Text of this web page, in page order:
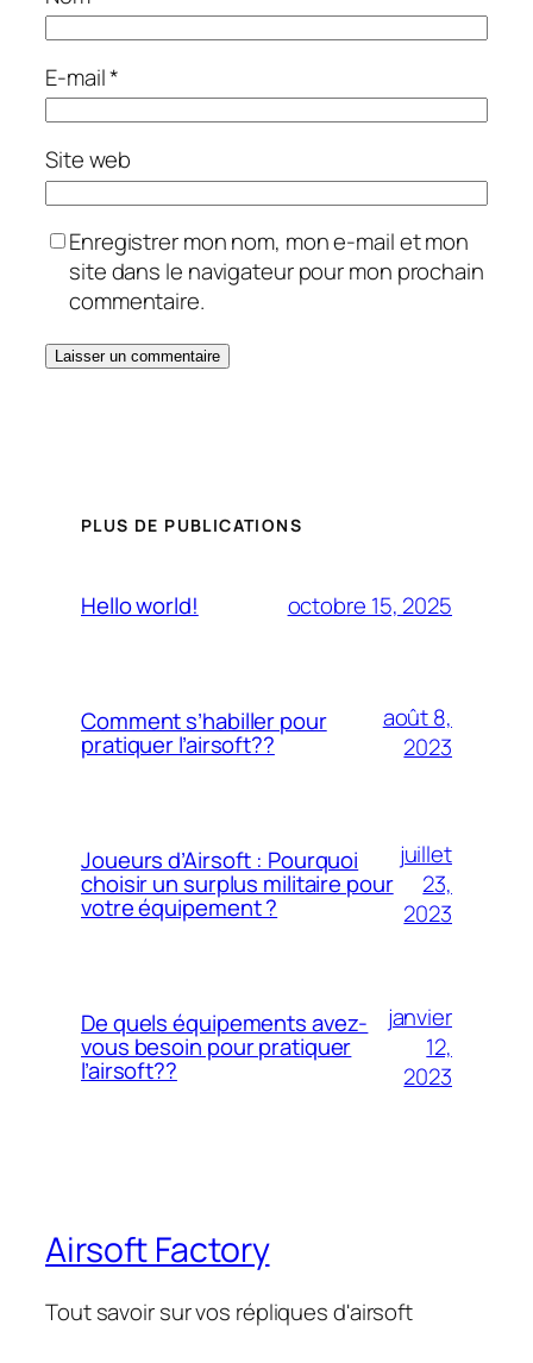
E-mail*
Site web
Enregistrer mon nom, mon e-mail et mon
site dans le navigateur pour mon prochain
commentaire.
PLUS DE PUBLICATIONS
Hello world! octobre 15, 2025
Comment s’habiller pour
pratiquer l’airsoft??
août 8,
2023
Joueurs d’Airsoft : Pourquoi
choisir un surplus militaire pour
votre équipement ?
juillet
23,
2023
De quels équipements avez-
vous besoin pour pratiquer
l’airsoft??
janvier
12,
2023
Airsoft Factory
Tout savoir sur vos répliques d'airsoft